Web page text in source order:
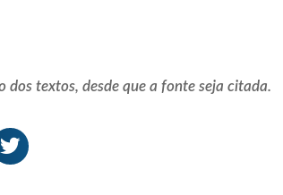
dos textos, desde que a fonte seja citada.